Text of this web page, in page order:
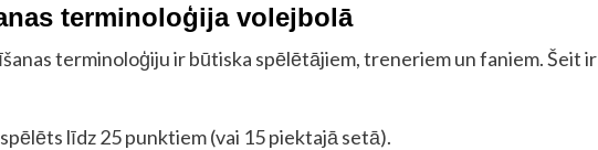
terminoloģija volejbolā
terminoloģiju ir būtiska spēlētājiem, treneriem un faniem. Šeit ir
līdz 25 punktiem (vai 15 piektajā setā).